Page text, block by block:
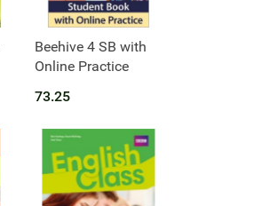
Produkt niedostępny
Beehive 4 SB with
Online Practice
73.25